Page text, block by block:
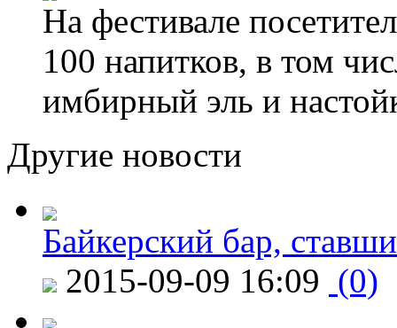
На фестивале
100 напитков, в том
имбирный эль и
Другие новости
Байкерский бар,
2015-09-09 16:09 (0)